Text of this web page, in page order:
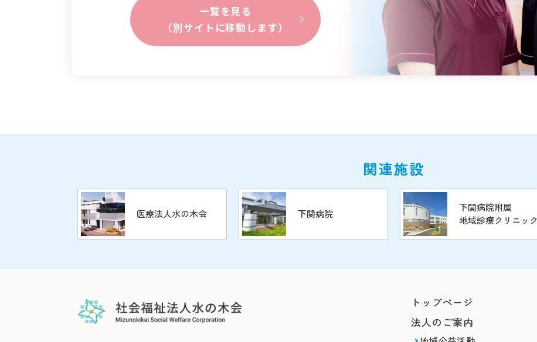
一覧を見る
（別サイトに移動します）
関連施設
医療法人水の木会 下関病院
下関病院附属
地域診療クリニック
トップページ
法人のご案内